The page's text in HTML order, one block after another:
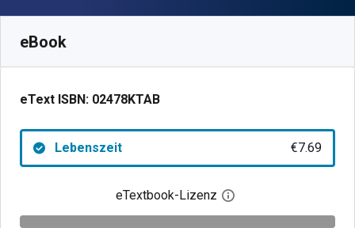
eBook
eText ISBN: 02478KTAB
Lebenszeit €7.69
eTextbook-Lizenz Digitalen